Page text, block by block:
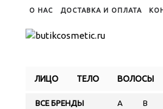
О НАС ДОСТАВКА И ОПЛАТА
ЛИЦО ТЕЛО ВОЛОСЫ
ВСЕ БРЕНДЫ A B